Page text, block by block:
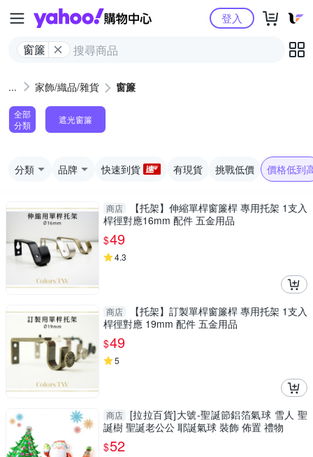
Yahoo購物中心
窗簾
登入
家飾/織品/雜貨 窗簾
全部
分類
遮光窗簾
分類 品牌 快速到貨 有現貨 挑戰低價 價格低到
商店
【托架】伸縮單桿窗簾桿 專用托架 1支入
桿徑對應16mm 配件 五金用品
$49
4.3
商店
【托架】訂製單桿窗簾桿 專用托架 1支入
桿徑對應 19mm 配件 五金用品
$49
5
商店 [拉拉百貨]大號-聖誕節鋁箔氣球 雪人 聖
誕樹 聖誕老公公 耶誕氣球 裝飾 佈置 禮物
$52